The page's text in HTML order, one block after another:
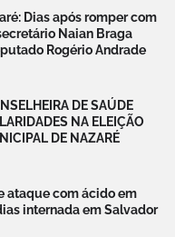
Dias após romper com
Naian Braga
Rogério Andrade
DE SAÚDE
NA ELEIÇÃO
DE NAZARÉ
ataque com ácido em
internada em Salvador